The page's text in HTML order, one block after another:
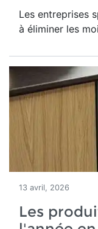
Les entreprises
à éliminer les
13 avril, 2026
Les